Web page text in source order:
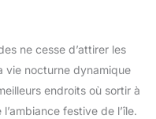
ne cesse d’attirer les
vie nocturne dynamique
endroits où sortir à
festive de l’île.